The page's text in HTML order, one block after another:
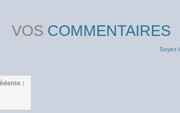
VOS COMMENTAIRES
Soyez
: